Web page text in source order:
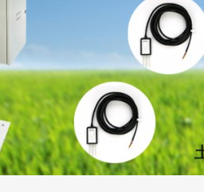
智慧农业水肥灌溉设备